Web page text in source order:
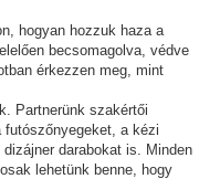
hogyan hozzuk haza a
becsomagolva, védve
érkezzen meg, mint
Partnerünk szakértői
a kézi
darabokat is. Minden
lehetünk benne, hogy